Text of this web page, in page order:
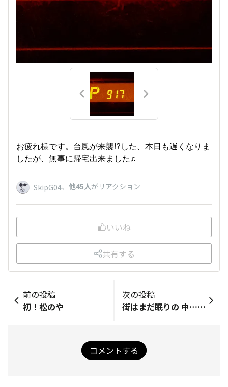
お疲れ様です。台風が来襲!?した、本日も遅くなりま
したが、無事に帰宅出来ました♫
SkipG04、 他45人がリアクション
いいね
共有する
前の投稿
初！松のや
次の投稿
街はまだ眠りの 中…Good morning。
コメントする